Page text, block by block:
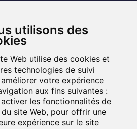
utilisons des
Web utilise des cookies et
technologies de suivi
votre expérience
aux fins suivantes :
les fonctionnalités de
site Web, pour offrir une
expérience sur le site